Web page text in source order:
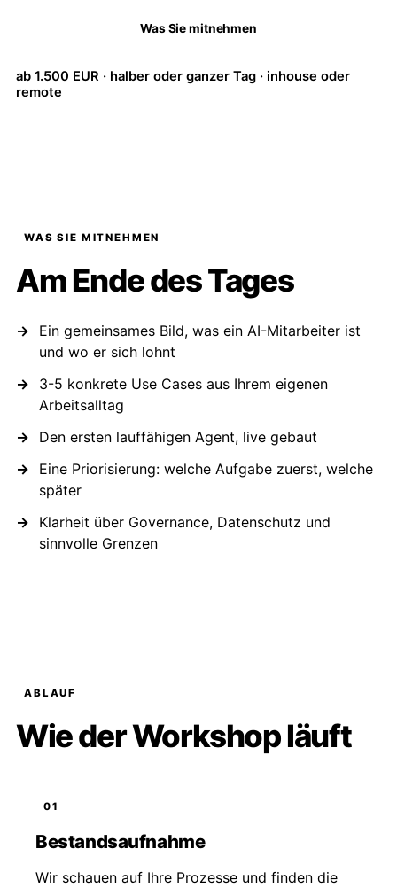
Was Sie mitnehmen
ab 1.500 EUR · halber oder ganzer Tag · inhouse oder
remote
WAS SIE MITNEHMEN
Am Ende des Tages
Ein gemeinsames Bild, was ein AI-Mitarbeiter ist
und wo er sich lohnt
3-5 konkrete Use Cases aus Ihrem eigenen
Arbeitsalltag
Den ersten lauffähigen Agent, live gebaut
Eine Priorisierung: welche Aufgabe zuerst, welche
später
Klarheit über Governance, Datenschutz und
sinnvolle Grenzen
ABLAUF
Wie der Workshop läuft
01
Bestandsaufnahme
Wir schauen auf Ihre Prozesse und finden die